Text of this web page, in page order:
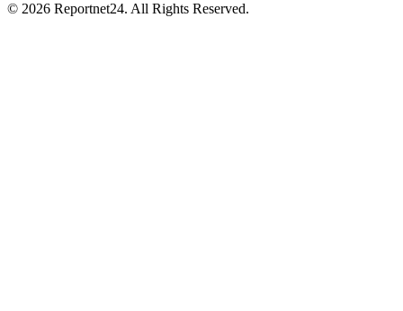
© 2026 Reportnet24. All Rights Reserved.